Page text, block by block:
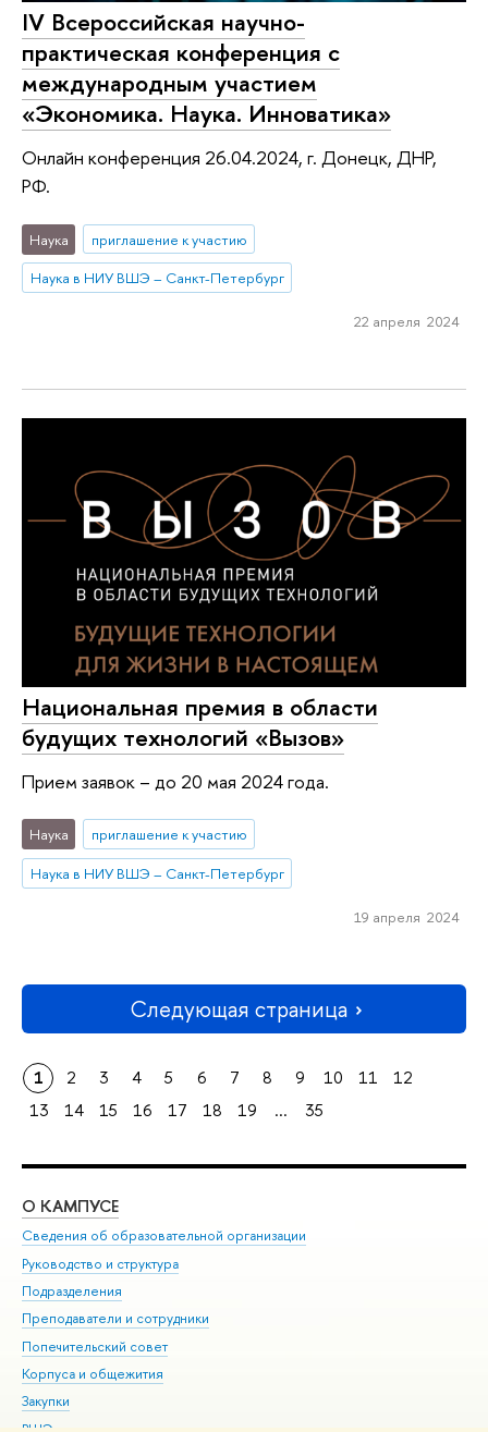
IV Всероссийская научно-
практическая конференция с
международным участием
«Экономика. Наука. Инноватика»
Онлайн конференция 26.04.2024, г. Донецк, ДНР,
РФ.
Наука
приглашение к участию
Наука в НИУ ВШЭ – Санкт-Петербург
22 апреля 2024
Национальная премия в области
будущих технологий «Вызов»
Прием заявок – до 20 мая 2024 года.
Наука
приглашение к участию
Наука в НИУ ВШЭ – Санкт-Петербург
19 апреля 2024
Следующая страница
1 2 3 4 5 6 7 8 9 10 11
12
13
14 15 16 17 18 19 ... 35
О КАМПУСЕ
Сведения об образовательной организации
Руководство и структура
Подразделения
Преподаватели и сотрудники
Попечительский совет
Корпуса и общежития
Закупки